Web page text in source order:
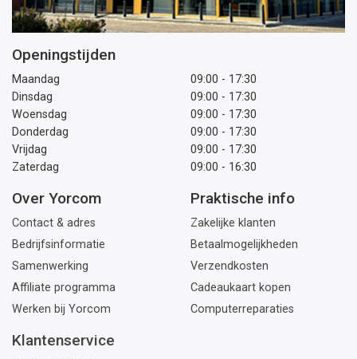
Openingstijden
Maandag
09:00 - 17:30
Dinsdag
09:00 - 17:30
Woensdag
09:00 - 17:30
Donderdag
09:00 - 17:30
Vrijdag
09:00 - 17:30
Zaterdag
09:00 - 16:30
Over Yorcom
Contact & adres
Bedrijfsinformatie
Samenwerking
Affiliate programma
Werken bij Yorcom
Praktische info
Zakelijke klanten
Betaalmogelijkheden
Verzendkosten
Cadeaukaart kopen
Computerreparaties
Klantenservice